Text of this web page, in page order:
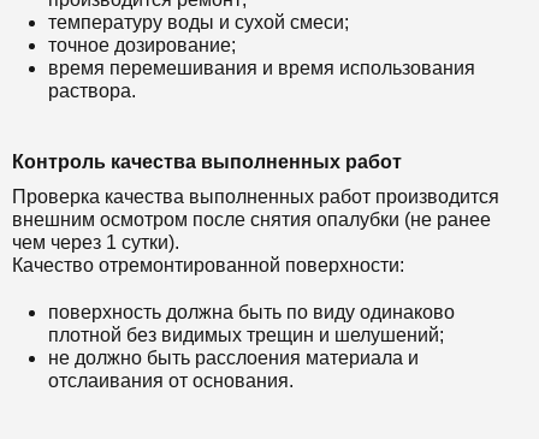
температуру воды и сухой смеси;
точное дозирование;
время перемешивания и время использования
раствора.
Контроль качества выполненных работ
Проверка качества выполненных работ производится
внешним осмотром после снятия опалубки (не ранее
чем через 1 сутки).
Качество отремонтированной поверхности:
поверхность должна быть по виду одинаково
плотной без видимых трещин и шелушений;
не должно быть расслоения материала и
отслаивания от основания.